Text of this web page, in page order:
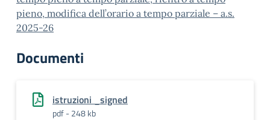
pieno, modifica dell’orario a tempo parziale – a.s.
2025-26
Documenti
istruzioni _signed
pdf - 248 kb